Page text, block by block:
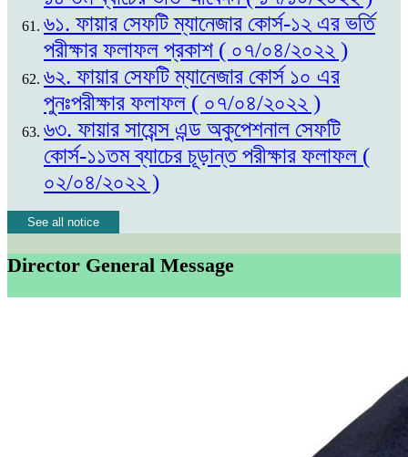
৬১. ফায়ার সেফটি ম্যানেজার কোর্স-১২ এর ভর্তি
পরীক্ষার ফলাফল প্রকাশ ( ০৭/০৪/২০২২ )
৬২. ফায়ার সেফটি ম্যানেজার কোর্স ১০ এর
পুনঃপরীক্ষার ফলাফল ( ০৭/০৪/২০২২ )
৬৩. ফায়ার সায়েন্স এন্ড অকুপেশনাল সেফটি
কোর্স-১১তম ব্যাচের চূড়ান্ত পরীক্ষার ফলাফল (
০২/০৪/২০২২ )
See all notice
Director General Message